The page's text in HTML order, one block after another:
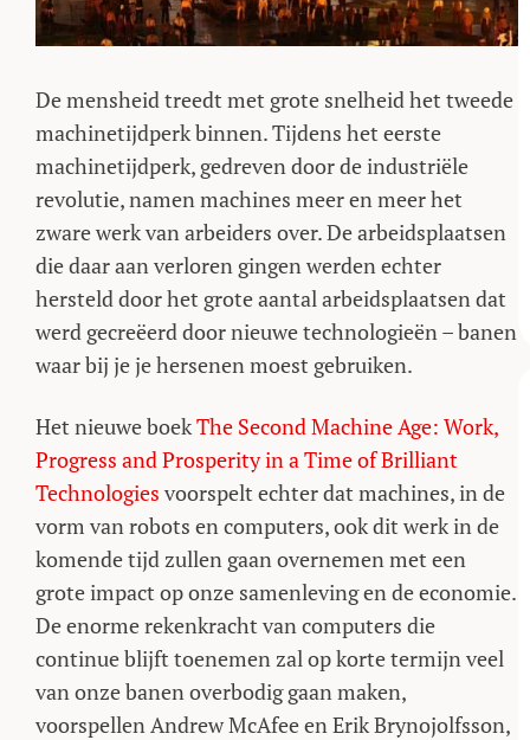
De mensheid treedt met grote snelheid het tweede
machinetijdperk binnen. Tijdens het eerste
machinetijdperk, gedreven door de industriële
revolutie, namen machines meer en meer het
zware werk van arbeiders over. De arbeidsplaatsen
die daar aan verloren gingen werden echter
hersteld door het grote aantal arbeidsplaatsen dat
werd gecreëerd door nieuwe technologieën – banen
waar bij je je hersenen moest gebruiken.
Het nieuwe boekThe Second Machine Age: Work,
Progress and Prosperity in a Time of Brilliant
Technologies voorspelt echter dat machines, in de
vorm van robots en computers, ook dit werk in de
komende tijd zullen gaan overnemen met een
grote impact op onze samenleving en de economie.
De enorme rekenkracht van computers die
continue blijft toenemen zal op korte termijn veel
van onze banen overbodig gaan maken,
voorspellen Andrew McAfee en Erik Brynojolfsson,